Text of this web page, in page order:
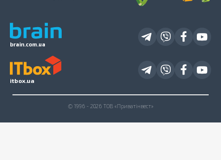
brain.com.ua
itbox.ua
© 1996 - 2026 ТОВ «Приватінвест»